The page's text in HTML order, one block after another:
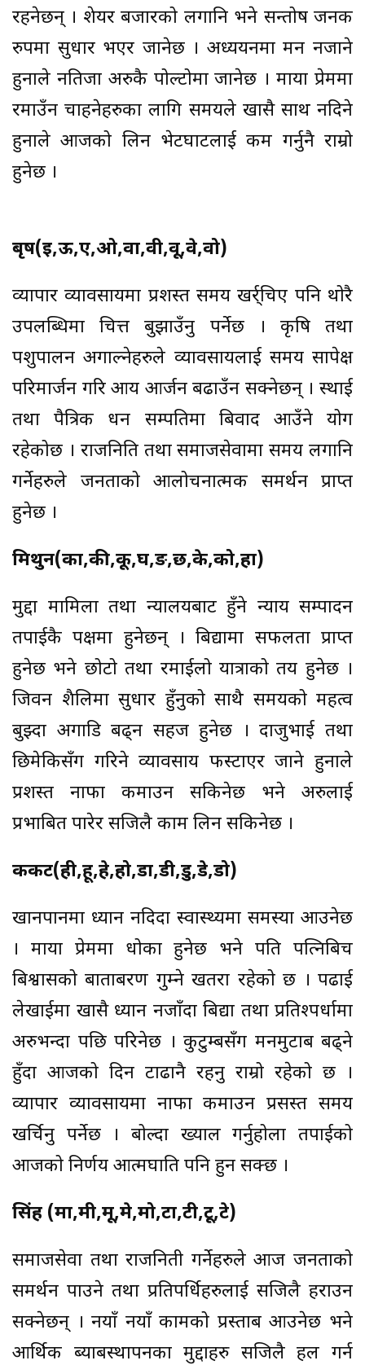
रहनेछन् । शेयर बजारको लगानि भने सन्तोष जनक
रुपमा सुधार भएर जानेछ । अध्ययनमा मन नजाने
हुनाले नतिजा अरुकै पोल्टोमा जानेछ । माया प्रेममा
रमाउँन चाहनेहरुका लागि समयले खासै साथ नदिने
हुनाले आजको लिन भेटघाटलाई कम गर्नुनै राम्रो
हुनेछ ।
बृष(ई,ऊ,ए,ओ,वा,वी,वू,वे,वो)
व्यापार व्यावसायमा प्रशस्त समय खर्र्चिए पनि थोरै
उपलब्धिमा चित्त बुझाउँनु पर्नेछ । कृषि तथा
पशुपालन अगाल्नेहरुले व्यावसायलाई समय सापेक्ष
परिमार्जन गरि आय आर्जन बढाउँन सक्नेछन् । स्थाई
तथा पैत्रिक धन सम्पतिमा बिवाद आउँने योग
रहेकोछ । राजनिति तथा समाजसेवामा समय लगानि
गर्नेहरुले जनताको आलोचनात्मक समर्थन प्राप्त
हुनेछ ।
मिथुन(का,की,कू,घ,ङ,छ,के,को,हा)
मुद्दा मामिला तथा न्यालयबाट हुँने न्याय सम्पादन
तपाईकै पक्षमा हुनेछन् । बिद्यामा सफलता प्राप्त
हुनेछ भने छोटो तथा रमाईलो यात्राको तय हुनेछ ।
जिवन शैलिमा सुधार हुँनुको साथै समयको महत्व
बुझ्दा अगाडि बढ्न सहज हुनेछ । दाजुभाई तथा
छिमेकिसँग गरिने व्यावसाय फस्टाएर जाने हुनाले
प्रशस्त नाफा कमाउन सकिनेछ भने अरुलाई
प्रभाबित पारेर सजिलै काम लिन सकिनेछ ।
कर्कट(ही,हू,हे,हो,डा,डी,डु,डे,डो)
खानपानमा ध्यान नदिदा स्वास्थ्यमा समस्या आउनेछ
। माया प्रेममा धोका हुनेछ भने पति पत्निबिच
बिश्वासको बाताबरण गुम्ने खतरा रहेको छ । पढाई
लेखाईमा खासै ध्यान नजाँदा बिद्या तथा प्रतिश्पर्धामा
अरुभन्दा पछि परिनेछ । कुटुम्बसँग मनमुटाब बढ्ने
हुँदा आजको दिन टाढानै रहनु राम्रो रहेको छ ।
व्यापार व्यावसायमा नाफा कमाउन प्रसस्त समय
खर्चिनु पर्नेछ । बोल्दा ख्याल गर्नुहोला तपाईको
आजको निर्णय आत्मघाति पनि हुन सक्छ ।
सिंह (मा,मी,मू,मे,मो,टा,टी,टू,टे)
समाजसेवा तथा राजनिती गर्नेहरुले आज जनताको
समर्थन पाउने तथा प्रतिपर्धिहरुलाई सजिलै हराउन
सक्नेछन् । नयाँ नयाँ कामको प्रस्ताब आउनेछ भने
आर्थिक ब्याबस्थापनका मुद्दाहरु सजिलै हल गर्न